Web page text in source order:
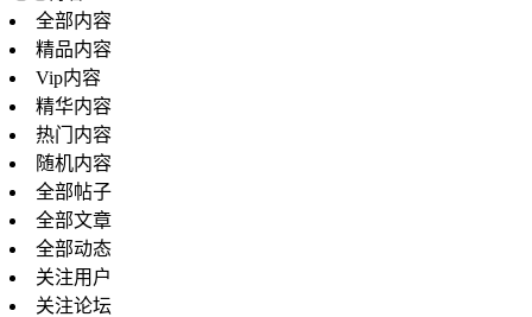
全部内容
精品内容
Vip内容
精华内容
热门内容
随机内容
全部帖子
全部文章
全部动态
关注用户
关注论坛